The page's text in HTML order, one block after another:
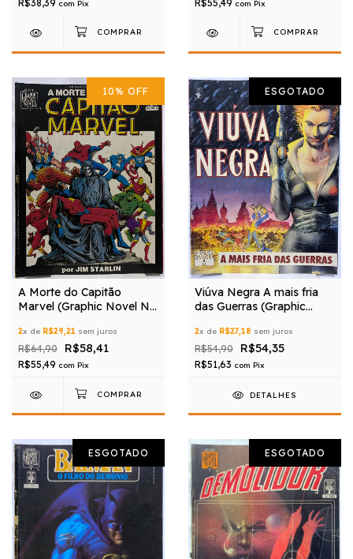
R$38,39 com Pix R$55,49 com Pix
10% OFF
A Morte do Capitão
Marvel (Graphic Novel N°
2x de R$29,21 sem juros
R$64,90 R$58,41
R$55,49 com Pix
ESGOTADO
Viúva Negra A mais fria
das Guerras (Graphic
2x de R$27,18 sem juros
R$54,90 R$54,35
R$51,63 com Pix
DETALHES
ESGOTADO ESGOTADO